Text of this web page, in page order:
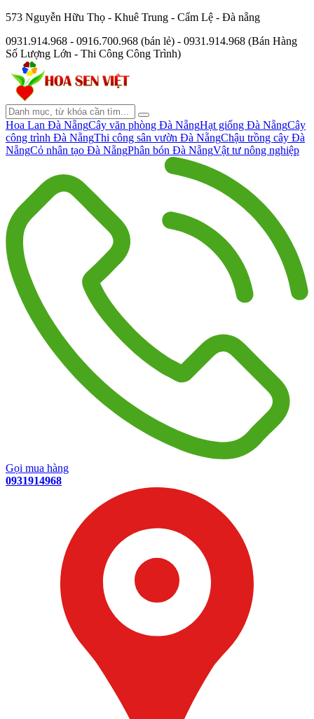
573 Nguyễn Hữu Thọ - Khuê Trung - Cẩm Lệ - Đà nẵng
0931.914.968 - 0916.700.968 (bán lẻ) - 0931.914.968 (Bán Hàng
Số Lượng Lớn - Thi Công Công Trình)
Hoa Lan Đà NẵngCây văn phòng Đà NẵngHạt giống Đà NẵngCây
công trình Đà NẵngThi công sân vườn Đà NẵngChậu trồng cây Đà
NẵngCỏ nhân tạo Đà NẵngPhân bón Đà NẵngVật tư nông nghiệp
Gọi mua hàng
0931914968